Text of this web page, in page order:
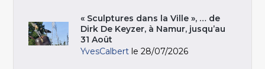
« Sculptures dans la Ville », … de
Dirk De Keyzer, à Namur, jusqu’au
31 Août
YvesCalbert le 28/07/2026